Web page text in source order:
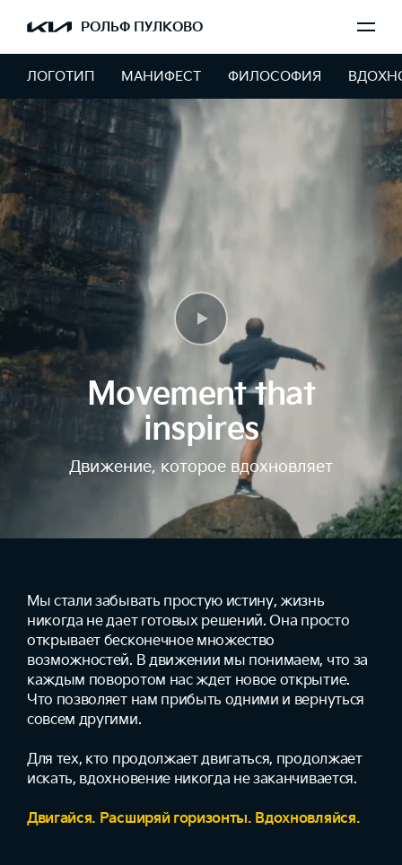
РОЛЬФ ПУЛКОВО
ЛОГОТИП МАНИФЕСТ ФИЛОСОФИЯ
Movement that
inspires
Движение, которое вдохновляет
Мы стали забывать простую истину, жизнь
никогда не дает готовых решений. Она просто
открывает бесконечное множество
возможностей. В движении мы понимаем, что за
каждым поворотом нас ждет новое открытие.
Что позволяет нам прибыть одними и вернуться
совсем другими.
Для тех, кто продолжает двигаться, продолжает
искать, вдохновение никогда не заканчивается.
Двигайся. Расширяй горизонты. Вдохновляйся.